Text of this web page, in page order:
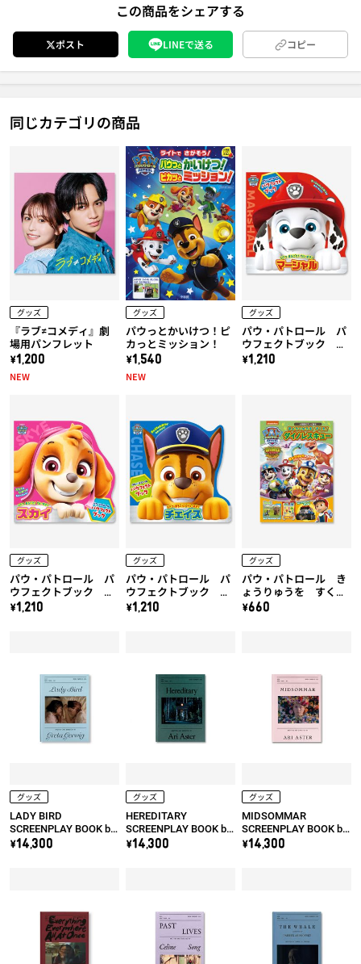
この商品をシェアする
ポスト LINEで送る コピー
同じカテゴリの商品
グッズ
『ラブ≠コメディ』劇
場用パンフレット
\1,200
NEW
グッズ
パウっとかいけつ！ピ
カっとミッション！
\1,540
NEW
グッズ
パウ・パトロール パ
ウフェクトブック マ
ーシャル
\1,210
グッズ
パウ・パトロール パ
ウフェクトブック ス
カイ
\1,210
グッズ
パウ・パトロール パ
ウフェクトブック チ
ェイス
\1,210
グッズ
パウ・パトロール き
ょうりゅうを すく
え！ ダイノレスキュ
\660
グッズ
LADY BIRD
SCREENPLAY BOOK by
Greta Gerwig
\14,300
グッズ
HEREDITARY
SCREENPLAY BOOK by
Ari Aster
\14,300
グッズ
MIDSOMMAR
SCREENPLAY BOOK by
Ari Aster
\14,300